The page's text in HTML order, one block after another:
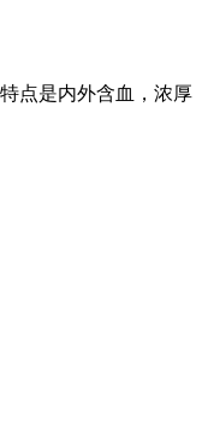
点是内外含血，浓厚